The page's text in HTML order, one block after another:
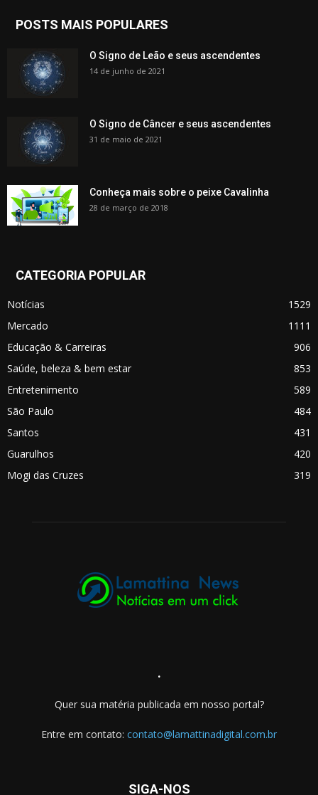
POSTS MAIS POPULARES
O Signo de Leão e seus ascendentes
14 de junho de 2021
O Signo de Câncer e seus ascendentes
31 de maio de 2021
Conheça mais sobre o peixe Cavalinha
28 de março de 2018
CATEGORIA POPULAR
Notícias
1529
Mercado
1111
Educação & Carreiras
906
Saúde, beleza & bem estar
853
Entretenimento
589
São Paulo
484
Santos
431
Guarulhos
420
Mogi das Cruzes
319
.
Quer sua matéria publicada em nosso portal?
Entre em contato: contato@lamattinadigital.com.br
SIGA-NOS